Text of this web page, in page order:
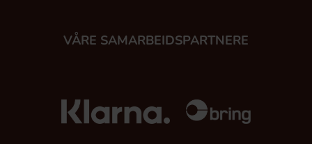
VÅRE SAMARBEIDSPARTNERE